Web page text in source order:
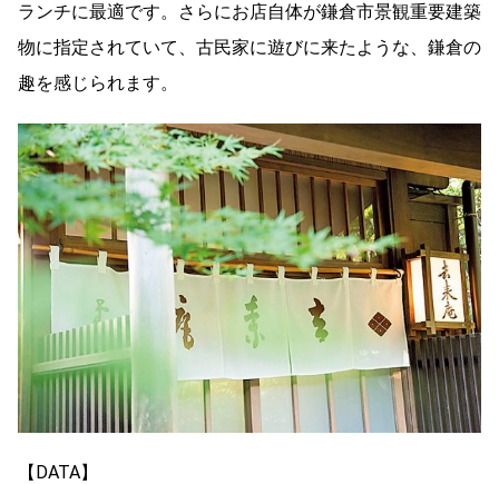
ランチに最適です。さらにお店自体が鎌倉市景観重要建築
物に指定されていて、古民家に遊びに来たような、鎌倉の
趣を感じられます。
【DATA】